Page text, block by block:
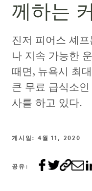
께하는
진저 피어스 셰
나 지속 가능한
때면, 뉴욕시 최
큰 무료 급식소
사를 하고 있다.
게시일: 4월 11, 2020
공유: